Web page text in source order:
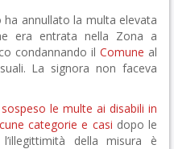
ha annullato la multa elevata
era entrata nella Zona a
condannando il Comune al
La signora non faceva
le multe ai disabili in
categorie e casi dopo le
della misura è